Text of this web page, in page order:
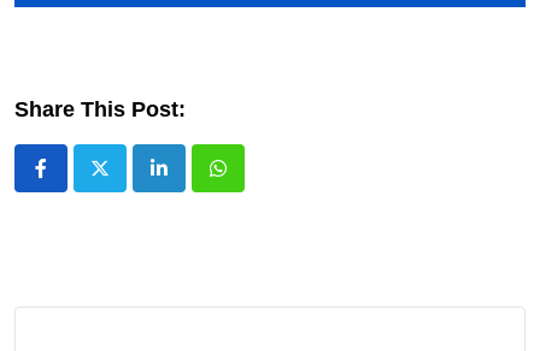
Share This Post:
LinkedInWhatsapp